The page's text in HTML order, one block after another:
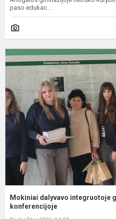
paso edukac...
Mokiniai dalyvavo integruotoje
konferencijoje